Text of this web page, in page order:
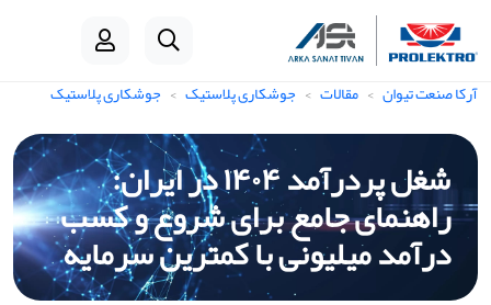
آرکا صنعت تیوان مقالات جوشکاری پلاستیک جوشکاری پلاستیک
شغل پردرآمد ۱۴۰۴ در ایران:
راهنمای جامع برای شروع و کسب
درآمد میلیونی با کمترین سرمایه